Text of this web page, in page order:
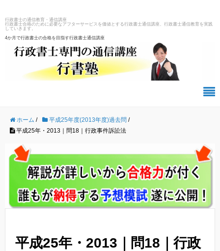
行政書士の通信教育・通信講座
行政書士合格のために必要なアフターサービスを価値とする行政書士通信講座、行政書士通信教育を実践
していきます。
4か月で行政書士の合格を目指す行政書士通信講座
ホーム / 平成25年度(2013年度)過去問 /
平成25年・2013｜問18｜行政事件訴訟法
平成25年・2013｜問18｜行政